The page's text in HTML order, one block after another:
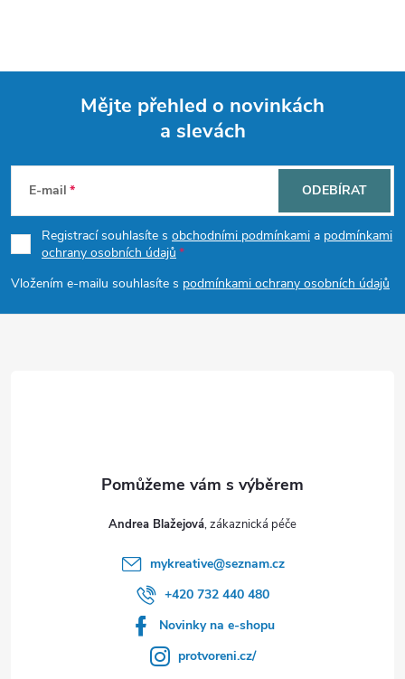
p
a
t
Mějte přehled o novinkách
a slevách
E-mail
Registrací souhlasíte s obchodními podmínkami a podmínkami
ochrany osobních údajů
Vložením e-mailu souhlasíte s podmínkami ochrany osobních údajů
ODEBÍRAT
Andrea Blažejová
mykreative@seznam.cz
+420 732 440 480
Novinky na e-shopu
protvoreni.cz/